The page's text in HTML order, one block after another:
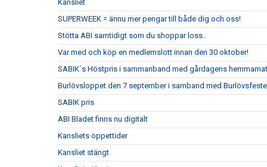
Kansliet
SUPERWEEK = ännu mer pengar till både dig och oss!
Stötta ABI samtidigt som du shoppar loss..
Var med och köp en medlemslott innan den 30 oktober!
SABIK´s Höstpris i sammanband med gårdagens
Burlövsloppet den 7 september i samband med
SABIK pris
ABI Bladet finns nu digitalt
Kansliets öppettider
Kansliet stängt